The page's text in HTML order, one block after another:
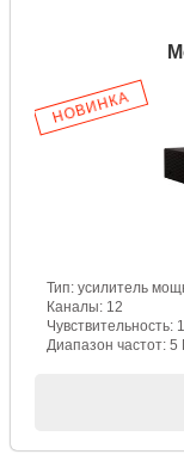
НОВИНКА
Тип: усилитель
Каналы: 12
Чувствительность:
Диапазон частот: 5